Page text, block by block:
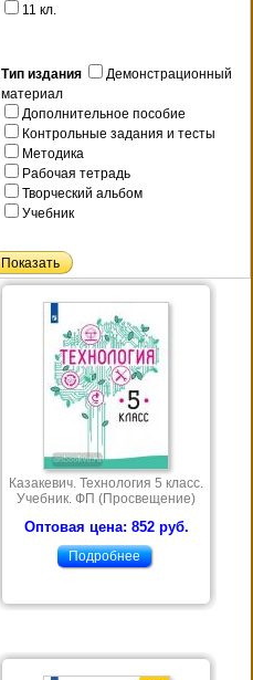
11 кл.
Тип издания
Демонстрационный
материал
Дополнительное пособие
Контрольные задания и тесты
Методика
Рабочая тетрадь
Творческий альбом
Учебник
Казакевич. Технология 5 класс.
Учебник. ФП (Просвещение)
Оптовая цена: 852 руб.
Подробнее